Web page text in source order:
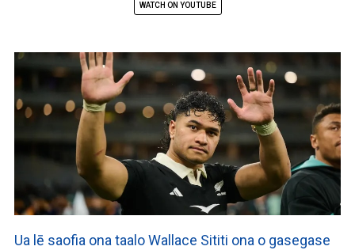
WATCH ON YOUTUBE
Ua lē saofia ona taalo Wallace Sititi ona o gasegase